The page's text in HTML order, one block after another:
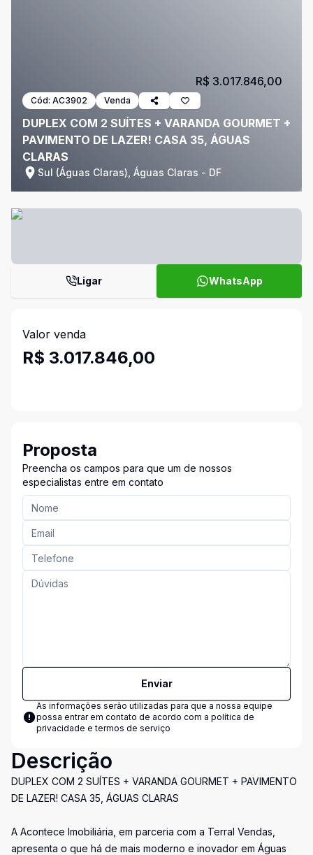
Cód: AC3902 Venda
DUPLEX COM 2 SUÍTES + VARANDA GOURMET +
PAVIMENTO DE LAZER! CASA 35, ÁGUAS
CLARAS
Sul (Águas Claras), Águas Claras - DF
R$ 3.017.846,00
Ligar WhatsApp
Valor venda
R$ 3.017.846,00
Proposta
Preencha os campos para que um de nossos
especialistas entre em contato
Enviar
As informações serão utilizadas para que a nossa equipe
possa entrar em contato de acordo com a política de
privacidade e termos de serviço
Descrição
DUPLEX COM 2 SUÍTES + VARANDA GOURMET + PAVIMENTO
DE LAZER! CASA 35, ÁGUAS CLARAS
A Acontece Imobiliária, em parceria com a Terral Vendas,
apresenta o que há de mais moderno e inovador em Águas